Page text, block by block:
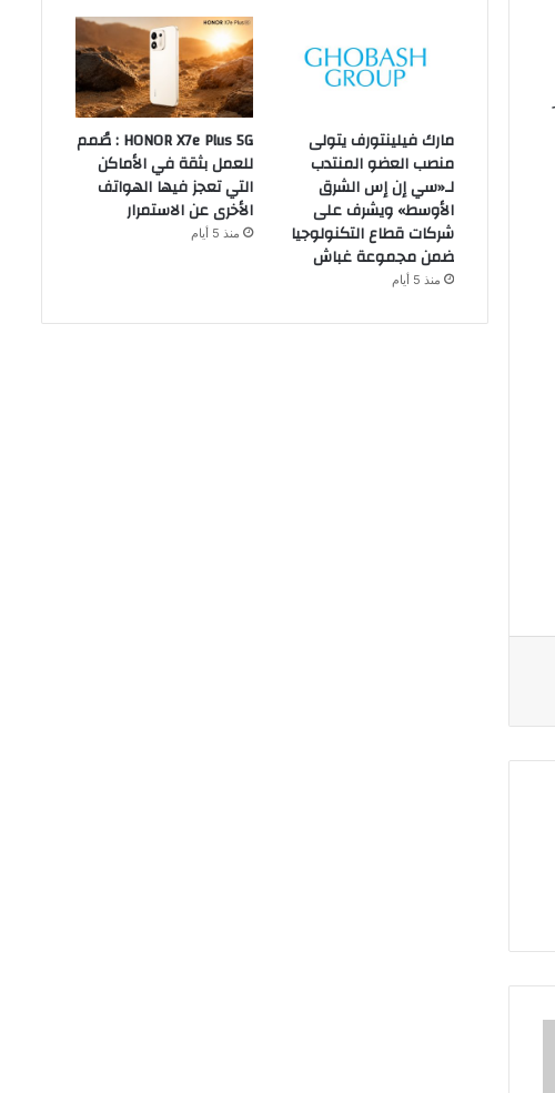
مارك فيلينتورف يتولى
منصب العضو المنتدب
لـ«سي إن إس الشرق
الأوسط» ويشرف على
شركات قطاع التكنولوجيا
ضمن مجموعة غباش
منذ 5 أيام
HONOR X7e Plus 5G : صُمم
للعمل بثقة في الأماكن
التي تعجز فيها الهواتف
الأخرى عن الاستمرار
منذ 5 أيام